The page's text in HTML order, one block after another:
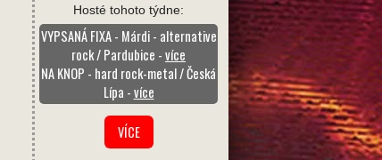
Hosté tohoto týdne:
VYPSANÁ FIXA - Márdi - alternative
rock / Pardubice -více
NA KNOP - hard rock-metal / Česká
Lípa -více
VÍCE